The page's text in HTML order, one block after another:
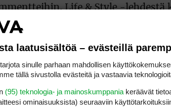
Life & Style -lehdestä
kertoivat Woodsin
yhteydessä viime viikolla
olleet lausunnot tai ylipäätään
tällä kaudella PGA Tourin
kiertueen karsinnoissa. Warren
kilpailun. Hän oli kiertueen
laatusisältöä – evästeillä
sinulle parhaan mahdollisen
tällä sivustolla evästeitä ja vastaavia
(95) teknologia- ja mainoskumppania keräävät
ominaisuuk­sista) seuraaviin